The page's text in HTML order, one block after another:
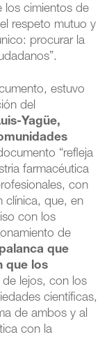
los cimientos de
respeto mutuo y
procurar la
estuvo
del
Yagüe,
“refleja
farmacéutica
con
clínica, que, en
con los
de
palanca que
que los
de lejos, con los
científicas,
de ambos y al
con la